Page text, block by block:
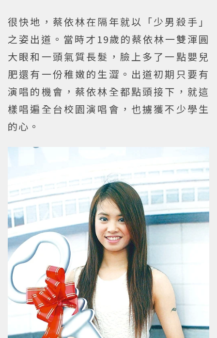
很快地，蔡依林在隔年就以「少男殺手」
之姿出道。當時才19歲的蔡依林一雙渾圓
大眼和一頭氣質長髮，臉上多了一點嬰兒
肥還有一份稚嫩的生澀。出道初期只要有
演唱的機會，蔡依林全都點頭接下，就這
樣唱遍全台校園演唱會，也擄獲不少學生
的心。